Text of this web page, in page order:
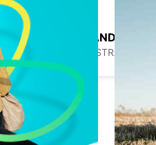
MELBOURNE DANDENONG
DANDENONG - AUSTRALIA